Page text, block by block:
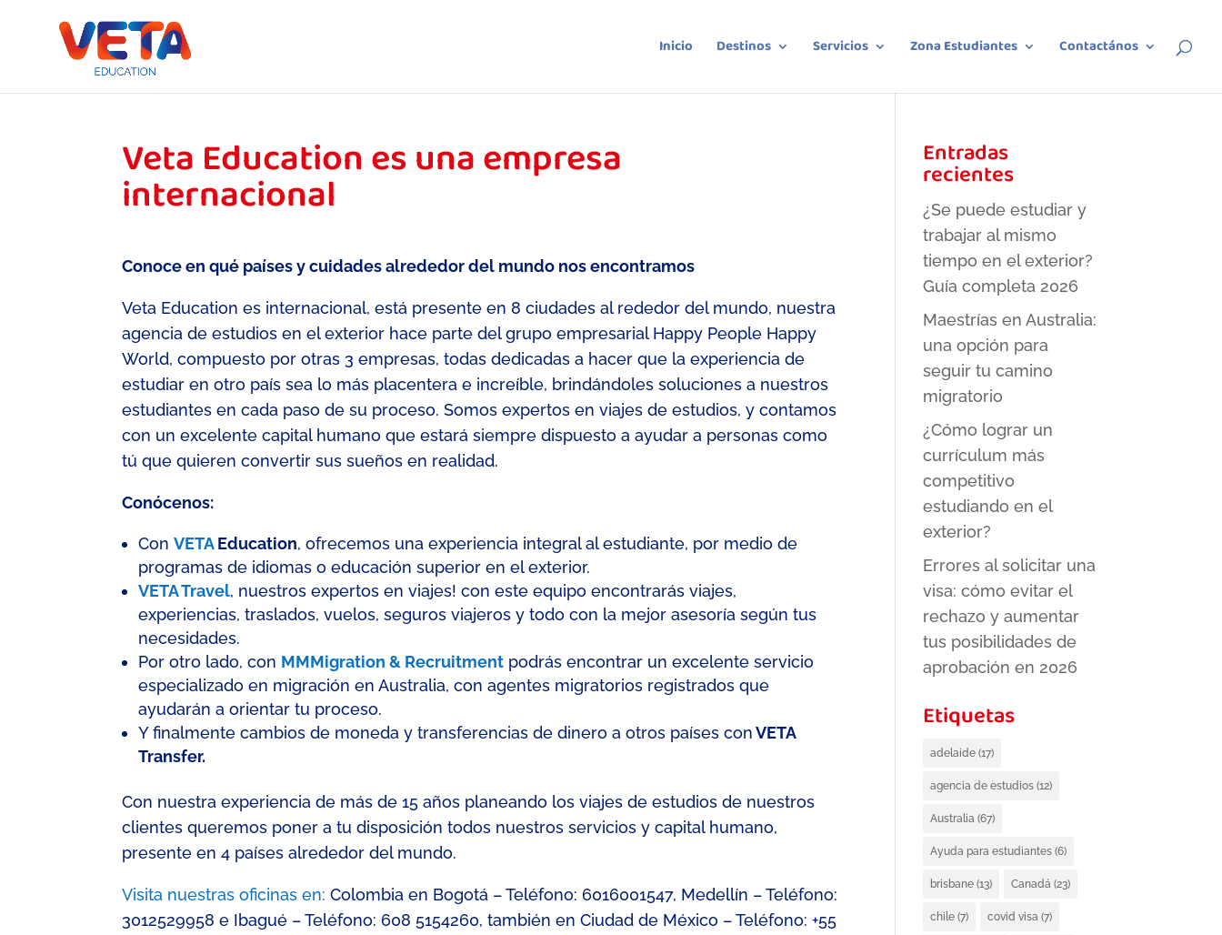
Inicio Destinos Servicios Zona Estudiantes Contactános
Veta Education es una empresa
internacional
Conoce en qué países y cuidades alrededor del mundo nos encontramos
Veta Education es internacional, está presente en 8 ciudades al rededor del mundo, nuestra
agencia de estudios en el exterior hace parte del grupo empresarial Happy People Happy
World,compuesto porotras 3empresas, todas dedicadas a hacer que la experiencia de
estudiar en otro país sea lo más placentera e increíble, brindándoles soluciones a nuestros
estudiantes en cada paso de su proceso. Somos expertos en viajes de estudios, y contamos
con un excelente capital humano que estará siempre dispuesto a ayudar a personas como
tú que quieren convertir sus sueños en realidad.
Conócenos:
ConVETAEducation, ofrecemos una experiencia integral al estudiante, por medio de
programas de idiomas o educación superior en el exterior.
VETATravel, nuestros expertos enviajes! con este equipo encontrarás viajes,
experiencias, traslados, vuelos, seguros viajeros y todo con la mejor asesoría según tus
necesidades.
Por otro lado, con MMMigration & Recruitment podrás encontrar un excelente servicio
especializado en migración en Australia, con agentes migratorios registrados que
ayudarán a orientar tu proceso.
Yfinalmente cambios de moneday transferencias de dinero a otros países conVETA
Transfer.
Con nuestra experiencia de más de 15 años planeando los viajes de estudios de nuestros
clientesqueremos poner a tu disposición todos nuestros servicios y capital humano,
presente en 4 países alrededor del mundo.
Visita nuestras oficinas en: Colombia en Bogotá – Teléfono: 6016001547, Medellín –Teléfono:
3012529958e Ibagué – Teléfono: 608 5154260, también en Ciudad de México – Teléfono:+55
Entradas
recientes
¿Se puede estudiar y
trabajar al mismo
tiempo en el exterior?
Guía completa 2026
Maestrías en Australia:
una opción para
seguir tu camino
migratorio
¿Cómo lograr un
currículum más
competitivo
estudiando en el
exterior?
Errores al solicitar una
visa: cómo evitar el
rechazo y aumentar
tus posibilidades de
aprobación en 2026
Etiquetas
adelaide (17)
agencia de estudios (12)
Australia (67)
Ayuda para estudiantes (6)
brisbane (13) Canadá (23)
chile (7) covid visa (7)